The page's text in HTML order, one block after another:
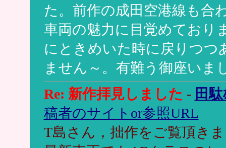
た。前作の成田空港線も合
車両の魅力に目覚めており
にときめいた時に戻りつつ
ません～。有難う御座いま
Re: 新作拝見しました - 田
稿者のサイトor参照URL
T島さん，拙作をご覧頂き